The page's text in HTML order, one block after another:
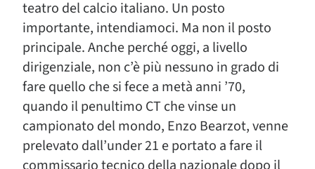
teatro del calcio italiano. Un posto
importante, intendiamoci. Ma non il posto
principale. Anche perché oggi, a livello
dirigenziale, non c’è più nessuno in grado di
fare quello che si fece a metà anni ’70,
quando il penultimo CT che vinse un
campionato del mondo, Enzo Bearzot, venne
prelevato dall’under 21 e portato a fare il